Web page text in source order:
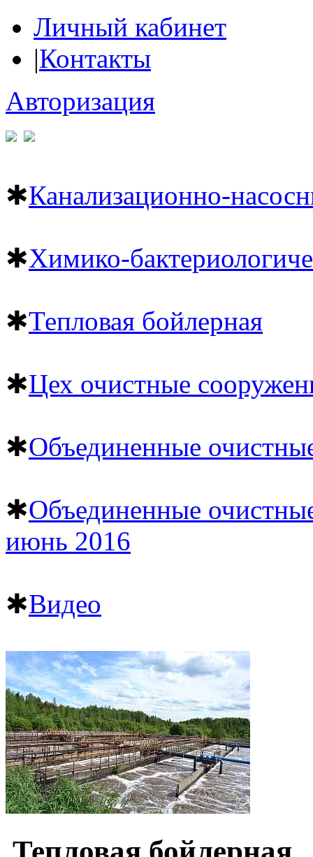
Личный кабинет
|Контакты
Авторизация
✱Канализационно-
✱Химико-
✱Тепловая бойлерная
✱Цех очистные
✱Объединенные
✱Объединенные
июнь 2016
✱Видео